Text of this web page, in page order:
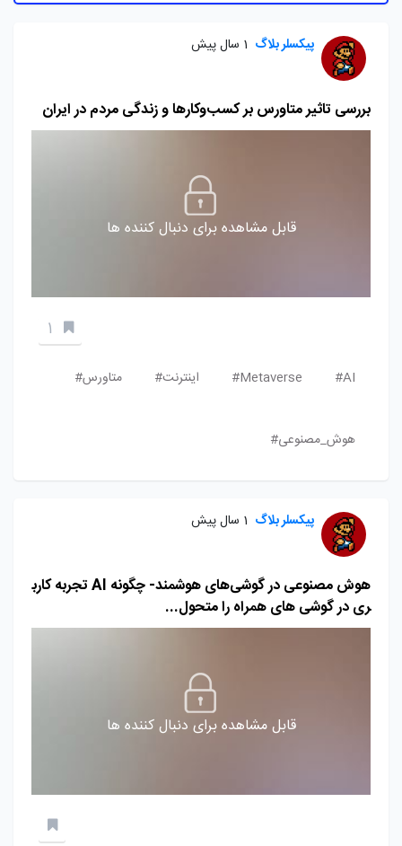
پیکسلر بلاگ 1 سال پیش
بررسی تاثیر متاورس بر کسب‌وکارها و زندگی مردم در ایران
قابل مشاهده برای دنبال کننده ها
1
AI#
Metaverse# اینترنت# متاورس#
هوش_مصنوعی#
پیکسلر بلاگ 1 سال پیش
هوش مصنوعی در گوشی‌های هوشمند- چگونه AI تجربه کارب
ری در گوشی های همراه را متحول...
قابل مشاهده برای دنبال کننده ها